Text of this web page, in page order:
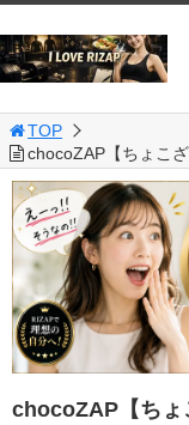
TOP
chocoZAP【ちょこ
chocoZAP【ちょ